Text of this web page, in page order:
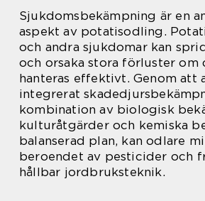
Sjukdomsbekämpning är en
aspekt av potatisodling.
och andra sjukdomar kan
och orsaka stora förluster om
hanteras effektivt. Genom att
integrerat
kombination av biologisk
kulturåtgärder och kemiska
balanserad plan, kan odlare
beroendet av pesticider och
hållbar jordbruksteknik.